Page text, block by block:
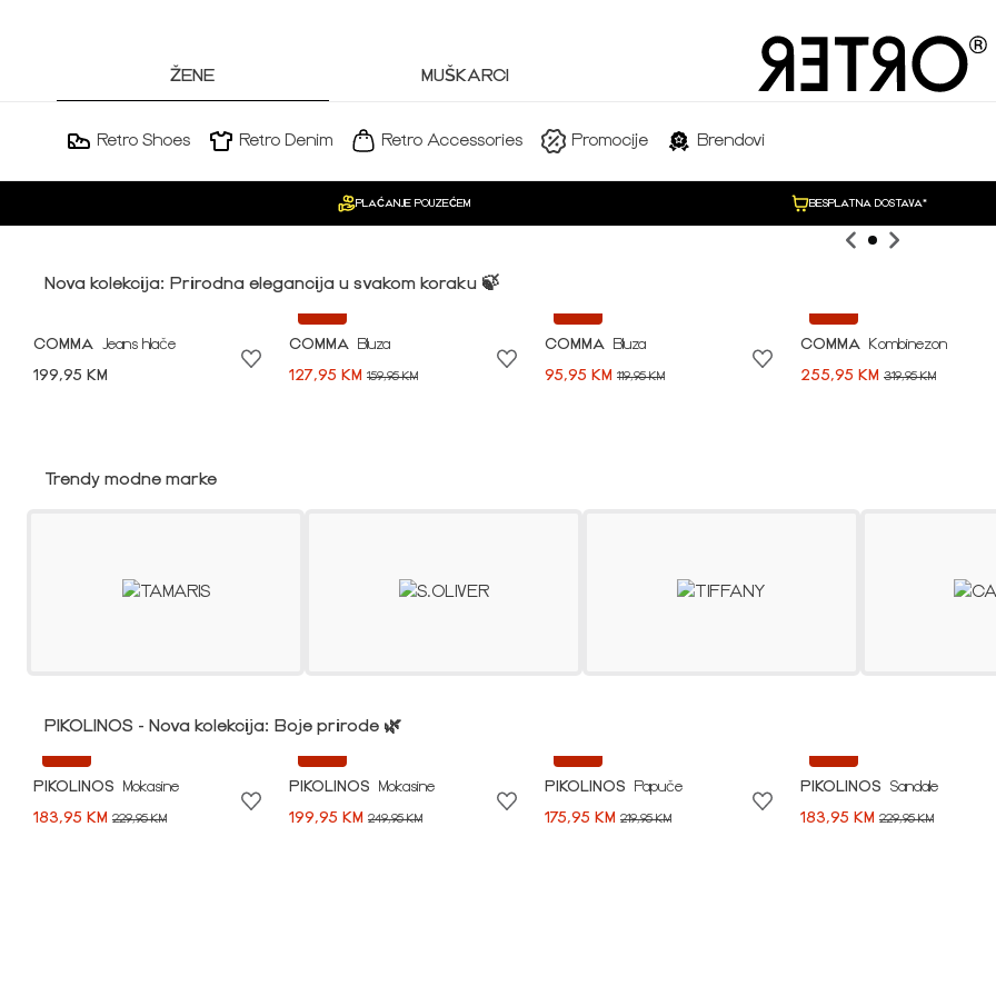
ŽENE MUŠKARCI
Retro Shoes Retro Denim Retro Accessories Promocije Brendovi
PLAĆANJE POUZEĆEM BESPLATNA DOSTAVA*
Nova kolekcija: Prirodna elegancija u svakom koraku 🍃
COMMA Jeans hlače
199,95 KM
COMMA
Bluza
127,95 KM 159,95 KM
COMMA
Bluza
95,95 KM 119,95 KM
COMMA
Kombinezon
255,95 KM 319,95 KM
Trendy modne marke
PIKOLINOS - Nova kolekcija: Boje prirode 🌿
PIKOLINOS
Mokasine
183,95 KM 229,95 KM
PIKOLINOS
Mokasine
199,95 KM 249,95 KM
PIKOLINOS
Papuče
175,95 KM 219,95 KM
PIKOLINOS
Sandale
183,95 KM 229,95 KM